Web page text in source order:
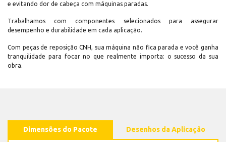
e evitando dor de cabeça com máquinas paradas.
Trabalhamos com componentes selecionados para assegurar
desempenho e durabilidade em cada aplicação.
Com peças de reposição CNH, sua máquina não fica parada e você ganha
tranquilidade para focar no que realmente importa: o sucesso da sua
obra.
Dimensões do Pacote Desenhos da Aplicação